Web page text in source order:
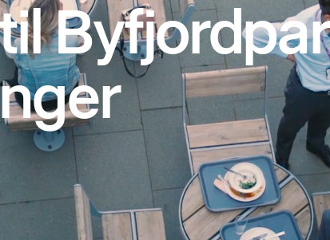
GMC Eiendom utvikler en ny bydel
finne din neste bolig eller arbeidsplass.
fantastisk beliggenhet, på bryggekanten
utsikt. Det er kort vei til Stavanger
kjøre bil eller ta bussen.